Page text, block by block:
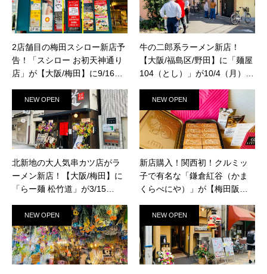
2店舗目の梅田スシロー新店予
告！「スシロー お初天神通り
店」が【大阪/梅田】に9/16
牛の二郎系ラーメン新店！
【大阪/福島区/野田】に「麺屋
104（とし）」が10/4（月）新
NEW OPEN
北新地の大人気串カツ店がラ
ーメン新店！【大阪/梅田】に
「らー麺 松竹道」が3/15
NEW OPEN
新店購入！関西初！クルミッ
子で有名な「鎌倉紅谷（かま
くらべにや）」が【梅田阪急
1(土)新規オープン！
NEW OPEN NEW OPEN